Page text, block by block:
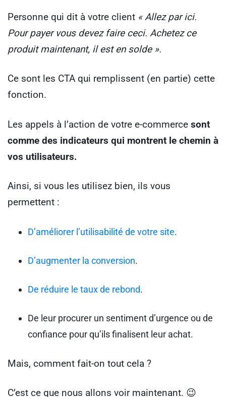
Personne qui dit à votre client « Allez par ici.
Pour payer vous devez faire ceci. Achetez ce
produit maintenant, il est en solde ».
Ce sont les CTA qui remplissent (en partie) cette
fonction.
Les appels à l’action de votre e-commerce sont
comme des indicateurs qui montrent le chemin à
vos utilisateurs.
Ainsi, si vous les utilisez bien, ils vous
permettent :
D’améliorer l’utilisabilité de votre site.
D’augmenter la conversion.
De réduire le taux de rebond.
De leur procurer un sentiment d’urgence ou de
confiance pour qu’ils finalisent leur achat.
Mais, comment fait-on tout cela ?
C’est ce que nous allons voir maintenant. 😉